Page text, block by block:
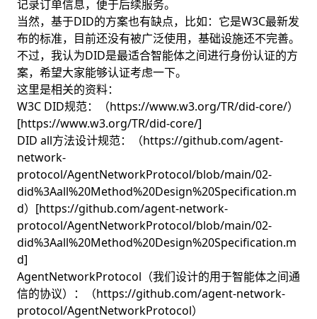
记录订单信息，便于后续服务。
当然，基于DID的方案也有缺点，比如：它是W3C最新发
布的标准，目前还没有被广泛使用，基础设施还不完善。
不过，我认为DID是最适合智能体之间进行身份认证的方
案，希望大家能够认证考虑一下。
这里是相关的资料：
W3C DID规范：（https://www.w3.org/TR/did-core/）
[https://www.w3.org/TR/did-core/]
DID all方法设计规范：（https://github.com/agent-
network-
protocol/AgentNetworkProtocol/blob/main/02-
did%3Aall%20Method%20Design%20Specification.m
d）[https://github.com/agent-network-
protocol/AgentNetworkProtocol/blob/main/02-
did%3Aall%20Method%20Design%20Specification.m
d]
AgentNetworkProtocol（我们设计的用于智能体之间通
信的协议）：（https://github.com/agent-network-
protocol/AgentNetworkProtocol）